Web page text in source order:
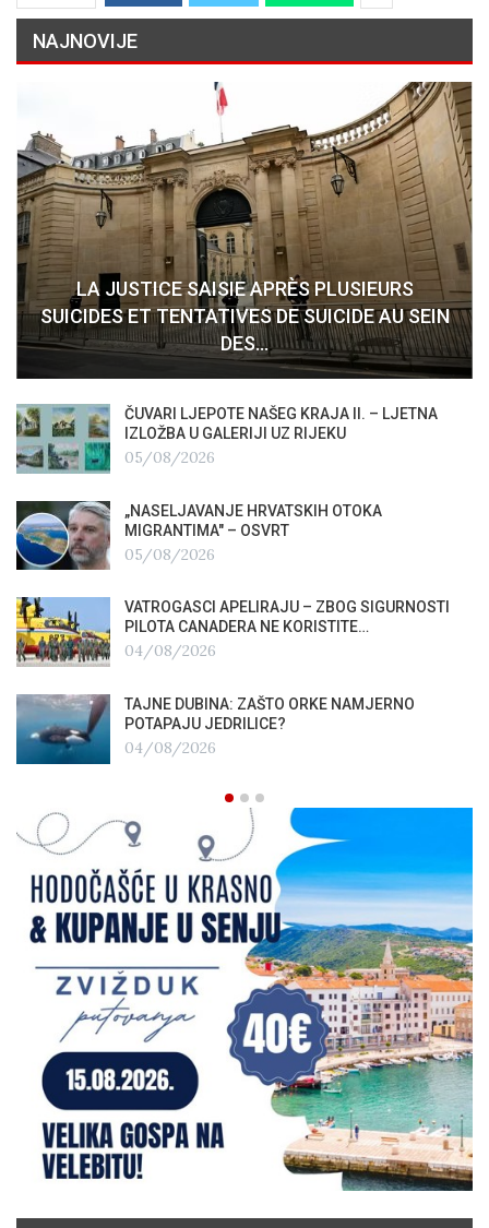
NAJNOVIJE
LA JUSTICE SAISIE APRÈS PLUSIEURS
SUICIDES ET TENTATIVES DE SUICIDE AU SEIN
DES…
ČUVARI LJEPOTE NAŠEG KRAJA II. – LJETNA
IZLOŽBA U GALERIJI UZ RIJEKU
05/08/2026
„NASELJAVANJE HRVATSKIH OTOKA
MIGRANTIMA″ – OSVRT
05/08/2026
VATROGASCI APELIRAJU – ZBOG SIGURNOSTI
PILOTA CANADERA NE KORISTITE…
04/08/2026
TAJNE DUBINA: ZAŠTO ORKE NAMJERNO
POTAPAJU JEDRILICE?
04/08/2026